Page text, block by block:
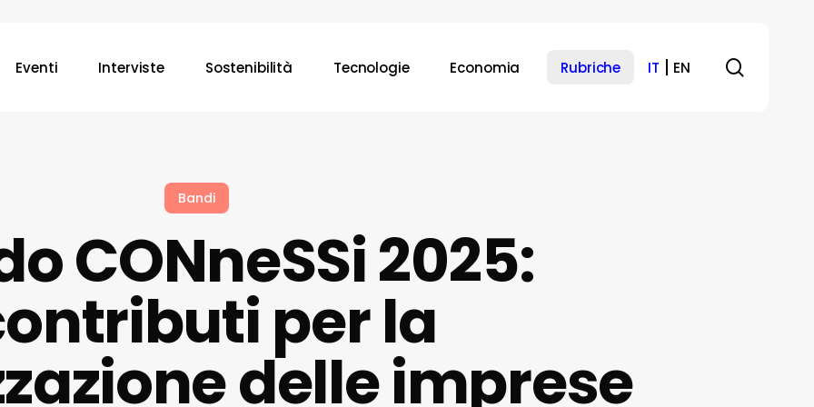
Eventi Interviste Sostenibilità Tecnologie Economia Rubriche IT EN
Bandi
CONneSSi 2025:
per la
delle imprese